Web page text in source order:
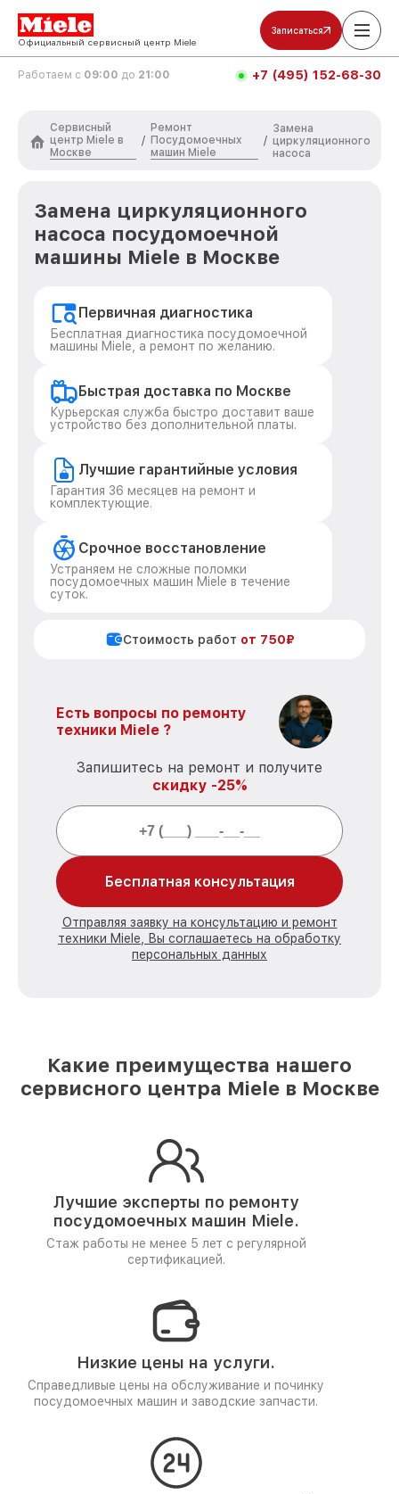
Официальный сервисный центр Miele
Записаться
Работаем с 09:00 до 21:00 +7 (495) 152-68-30
Сервисный
центр Miele в
Москве
/
Ремонт
Посудомоечных
машин Miele
/
Замена
циркуляционного
насоса
Замена циркуляционного
насоса посудомоечной
машины Miele в Москве
Первичная диагностика
Бесплатная диагностика посудомоечной
машины Miele, а ремонт по желанию.
Быстрая доставка по Москве
Курьерская служба быстро доставит ваше
устройство без дополнительной платы.
Лучшие гарантийные условия
Гарантия 36 месяцев на ремонт и
комплектующие.
Срочное восстановление
Устраняем не сложные поломки
посудомоечных машин Miele в течение
суток.
Стоимость работ от 750₽
Есть вопросы по ремонту
техники Miele ?
Запишитесь на ремонт и получите
скидку -25%
Бесплатная консультация
Отправляя заявку на консультацию и ремонт
техники Miele, Вы соглашаетесь на обработку
персональных данных
Какие преимущества нашего
сервисного центра Miele в Москве
Лучшие эксперты по ремонту
посудомоечных машин Miele.
Стаж работы не менее 5 лет с регулярной
сертификацией.
Низкие цены на услуги.
Справедливые цены на обслуживание и починку
посудомоечных машин и заводские запчасти.